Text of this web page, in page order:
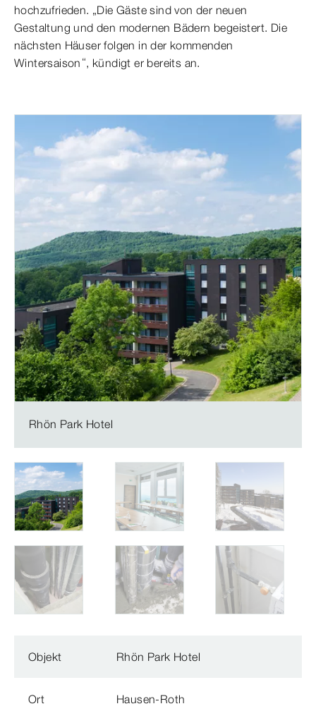
hochzufrieden. „Die Gäste sind von der neuen
Gestaltung und den modernen Bädern begeistert. Die
nächsten Häuser folgen in der kommenden
Wintersaison“, kündigt er bereits an.
Rhön Park Hotel
Objekt Rhön Park Hotel
Ort Hausen-Roth